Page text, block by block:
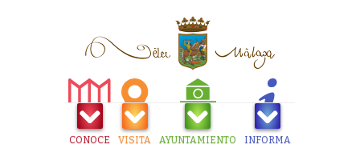
CONOCE VISITA AYUNTAMIENTO INFORMA